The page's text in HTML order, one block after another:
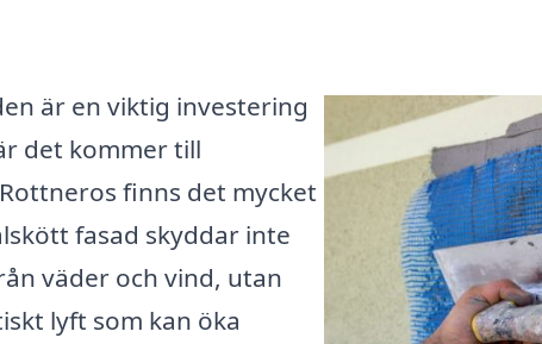
är en viktig investering
det kommer till
finns det mycket
fasad skyddar inte
väder och vind, utan
lyft som kan öka